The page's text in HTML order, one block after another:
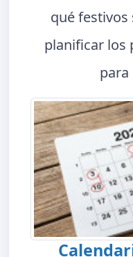
qué festivos
planificar los
para